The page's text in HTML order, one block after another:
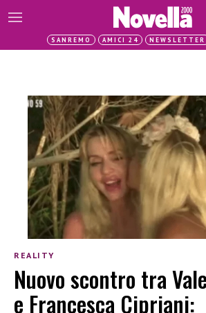
SANREMO AMICI 24 NEWSLETTER
REALITY
Nuovo scontro tra
e Francesca Cipriani: